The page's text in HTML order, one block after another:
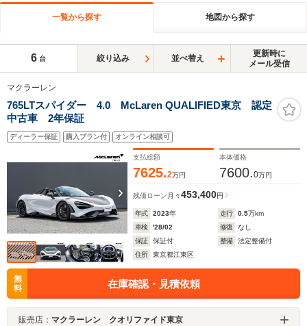
一覧から探す 地図から探す
6 台 絞り込み 並べ替え
更新時に
メール受信
マクラーレン
765LTスパイダー 4.0 McLaren QUALIFIED東京 認定
中古車 2年保証
ディーラー保証 購入プラン付 オンライン相談可
支払総額
7625.2万円
本体価格
7600.0万円
残価ローン 月々453,400円
年式 2023年 走行 0.5万km
車検
'28/02 修復
なし
保証
保証付 整備
法定整備付
住所
東京都江東区
無
料
在庫確認・見積依頼
販売店： マクラーレン クオリファイド東京